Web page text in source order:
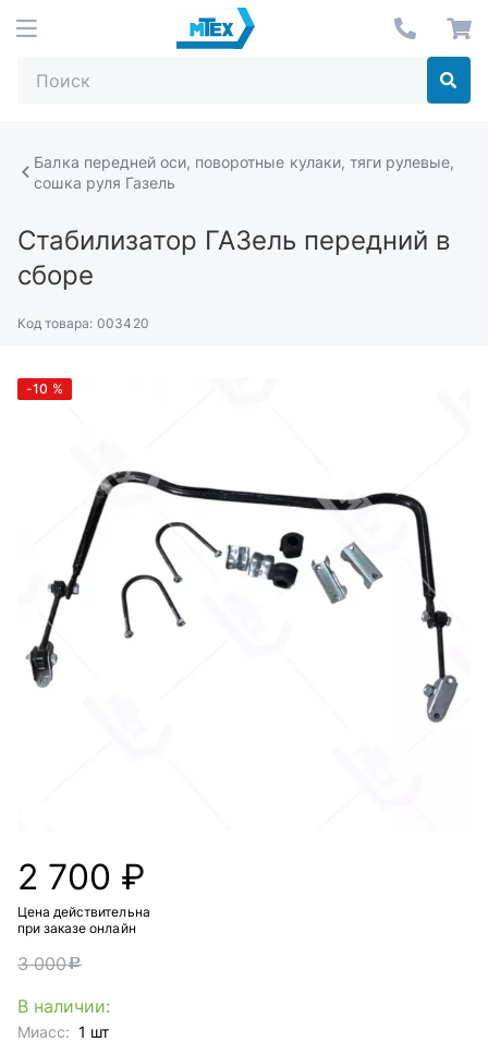
Балка передней оси, поворотные кулаки, тяги рулевые,
сошка руля Газель
Стабилизатор ГАЗель передний в
сборе
Код товара: 003420
-10 %
2 700 ₽
Цена действительна
при заказе онлайн
3 000c
В наличии:
Миасс: 1 шт